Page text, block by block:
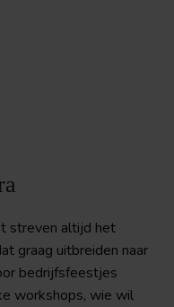
streven altijd het
graag uitbreiden naar
bedrijfsfeestjes
workshops, wie wil